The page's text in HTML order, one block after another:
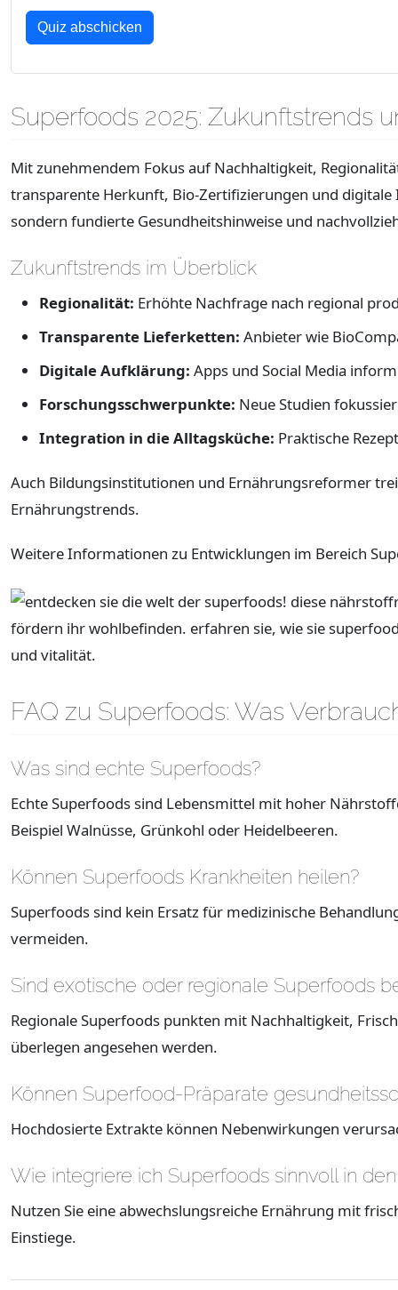
Quiz abschicken
Superfoods 2025: Zukunftstrends
Mit zunehmendem Fokus auf Nachhaltigkeit,
transparente Herkunft, Bio-Zertifizierungen und
sondern fundierte Gesundheitshinweise und
Zukunftstrends im Überblick
Regionalität: Erhöhte Nachfrage nach regional
Transparente Lieferketten: Anbieter wie
Digitale Aufklärung: Apps und Social Media
Forschungsschwerpunkte: Neue Studien
Integration in die Alltagsküche: Praktische
Auch Bildungsinstitutionen und Ernährungsreformer
Ernährungstrends.
Weitere Informationen zu Entwicklungen im Bereich
FAQ zu Superfoods: Was
Was sind echte Superfoods?
Echte Superfoods sind Lebensmittel mit hoher
Beispiel Walnüsse, Grünkohl oder Heidelbeeren.
Können Superfoods Krankheiten heilen?
Superfoods sind kein Ersatz für medizinische
vermeiden.
Sind exotische oder regionale Superfoods
Regionale Superfoods punkten mit Nachhaltigkeit,
überlegen angesehen werden.
Können Superfood-Präparate
Hochdosierte Extrakte können Nebenwirkungen
Wie integriere ich Superfoods sinnvoll in
Nutzen Sie eine abwechslungsreiche Ernährung mit
Einstiege.